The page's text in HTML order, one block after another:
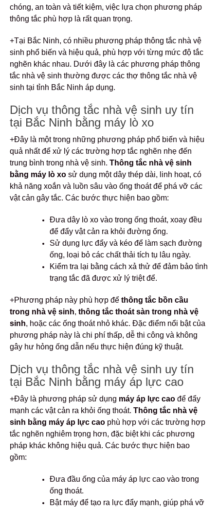
chóng, an toàn và tiết kiệm, việc lựa chọn phương pháp
thông tắc phù hợp là rất quan trọng.
+Tại Bắc Ninh, có nhiều phương pháp thông tắc nhà vệ
sinh phổ biến và hiệu quả, phù hợp với từng mức độ tắc
nghẽn khác nhau. Dưới đây là các phương pháp thông
tắc nhà vệ sinh thường được các thợ thông tắc nhà vệ
sinh tại tỉnh Bắc Ninh áp dụng.
Dịch vụ thông tắc nhà vệ sinh uy tín
tại Bắc Ninh bằng máy lò xo
+Đây là một trong những phương pháp phổ biến và hiệu
quả nhất để xử lý các trường hợp tắc nghẽn nhẹ đến
trung bình trong nhà vệ sinh. Thông tắc nhà vệ sinh
bằng máy lò xo sử dụng một dây thép dài, linh hoạt, có
khả năng xoắn và luồn sâu vào ống thoát để phá vỡ các
vật cản gây tắc. Các bước thực hiện bao gồm:
Đưa dây lò xo vào trong ống thoát, xoay đều
để đẩy vật cản ra khỏi đường ống.
Sử dụng lực đẩy và kéo để làm sạch đường
ống, loại bỏ các chất thải tích tụ lâu ngày.
Kiểm tra lại bằng cách xả thử để đảm bảo tình
trạng tắc đã được xử lý triệt để.
+Phương pháp này phù hợp để thông tắc bồn cầu
trong nhà vệ sinh, thông tắc thoát sàn trong nhà vệ
sinh, hoặc các ống thoát nhỏ khác. Đặc điểm nổi bật của
phương pháp này là chi phí thấp, dễ thi công và không
gây hư hỏng ống dẫn nếu thực hiện đúng kỹ thuật.
Dịch vụ thông tắc nhà vệ sinh uy tín
tại Bắc Ninh bằng máy áp lực cao
+Đây là phương pháp sử dụng máy áp lực cao để đẩy
mạnh các vật cản ra khỏi ống thoát. Thông tắc nhà vệ
sinh bằng máy áp lực cao phù hợp với các trường hợp
tắc nghẽn nghiêm trọng hơn, đặc biệt khi các phương
pháp khác không hiệu quả. Các bước thực hiện bao
gồm:
Đưa đầu ống của máy áp lực cao vào trong
ống thoát.
Bật máy để tạo ra lực đẩy mạnh, giúp phá vỡ